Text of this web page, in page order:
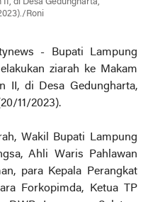
Roni
- Bupati Lampung
ziarah ke Makam
II, di Desa Gedungharta,
11/2023).
Wakil Bupati Lampung
Ahli Waris Pahlawan
para Kepala Perangkat
Forkopimda, Ketua TP